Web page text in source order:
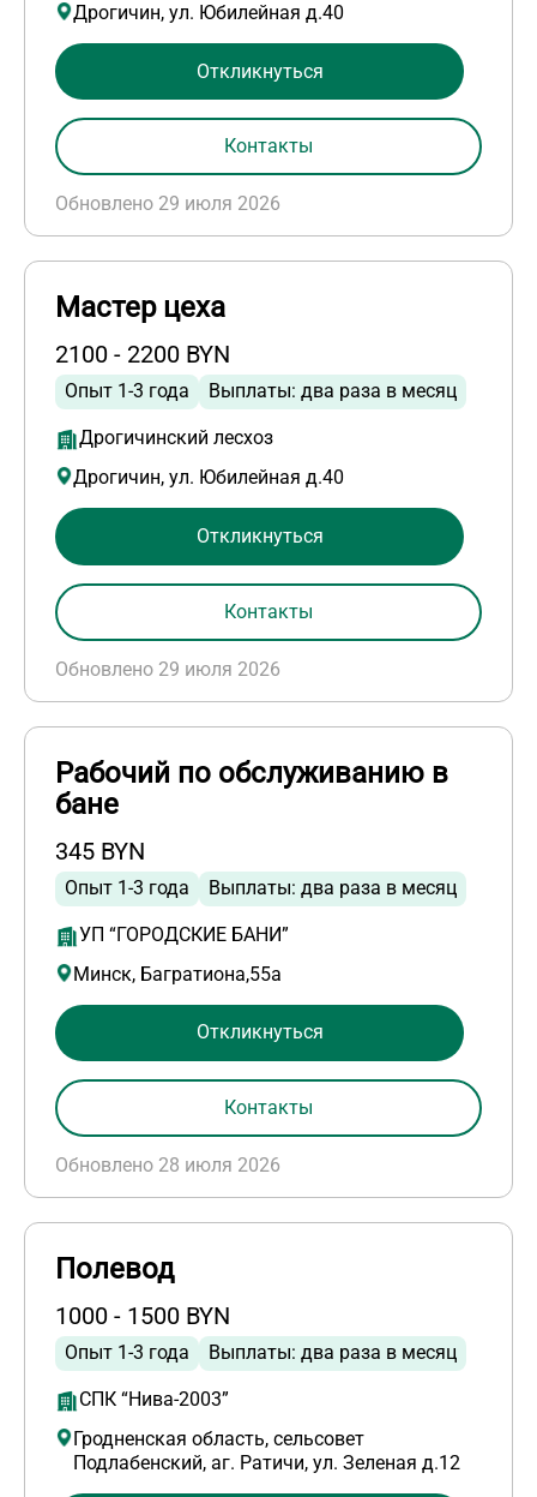
Дрогичин, ул. Юбилейная д.40
Обновлено 29 июля 2026
Откликнуться
Контакты
Мастер цеха
2100 - 2200 BYN
Опыт 1-3 года Выплаты: два раза в месяц
Дрогичинский лесхоз
Дрогичин, ул. Юбилейная д.40
Обновлено 29 июля 2026
Откликнуться
Контакты
Рабочий по обслуживанию в
бане
345 BYN
Опыт 1-3 года Выплаты: два раза в месяц
УП “ГОРОДСКИЕ БАНИ”
Минск, Багратиона,55а
Обновлено 28 июля 2026
Откликнуться
Контакты
Полевод
1000 - 1500 BYN
Опыт 1-3 года Выплаты: два раза в месяц
СПК “Нива-2003”
Гродненская область, сельсовет
Подлабенский, аг. Ратичи, ул. Зеленая д.12